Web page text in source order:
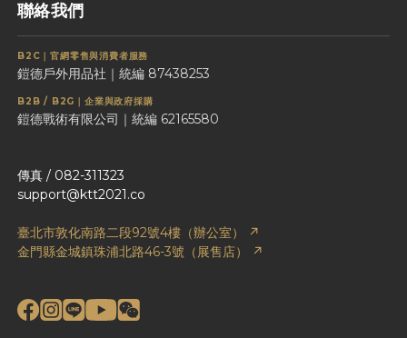
聯絡我們
B2C｜官網零售與消費者服務
鎧德戶外用品社｜統編 87438253
B2B / B2G｜企業與政府採購
鎧德戰術有限公司｜統編 62165580
傳真 / 082-311323
support@ktt2021.co
臺北市敦化南路二段92號4樓（辦公室） ↗
金門縣金城鎮珠浦北路46-3號（展售店） ↗